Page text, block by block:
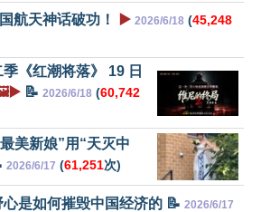
航天神话破功！ ▶️ 2026/6/18 (45,248
季《红潮将落》 19 日
📝 2026/6/18 (60,742
美新娘”用“天灭中
2026/6/17 (61,251次)
是如何摧毁中国经济的 📝 2026/6/17